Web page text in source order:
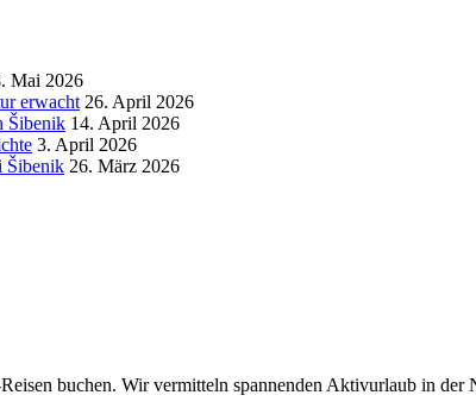
Mai 2026
erwacht 26. April 2026
Šibenik 14. April 2026
3. April 2026
Šibenik 26. März 2026
buchen. Wir vermitteln spannenden Aktivurlaub in